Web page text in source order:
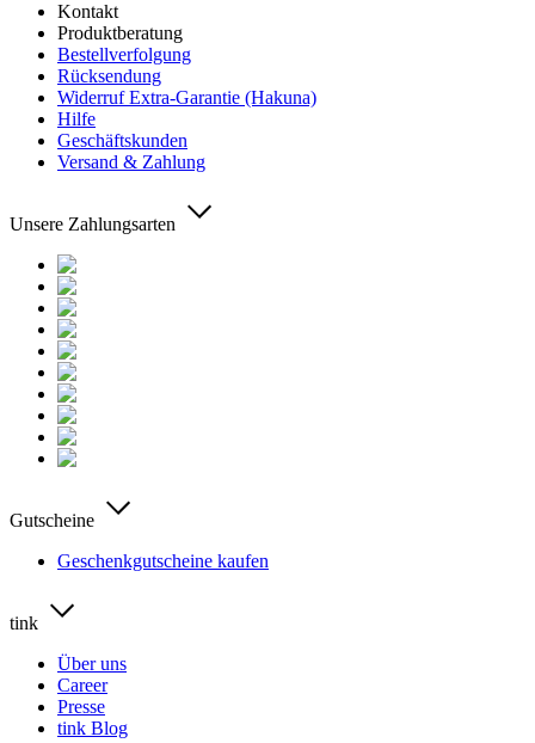
Kontakt
Produktberatung
Bestellverfolgung
Rücksendung
Widerruf Extra-Garantie (Hakuna)
Hilfe
Geschäftskunden
Versand & Zahlung
Unsere Zahlungsarten
Gutscheine
Geschenkgutscheine kaufen
tink
Über uns
Career
Presse
tink Blog